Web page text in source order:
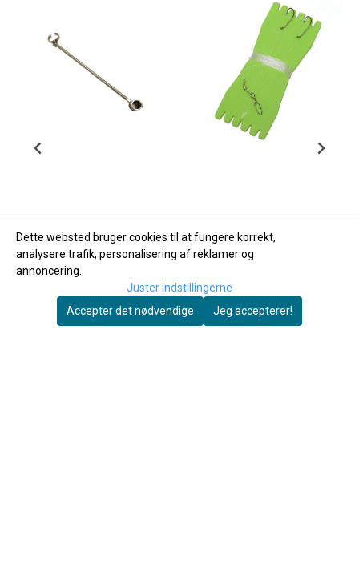
Dette websted bruger cookies til at fungere korrekt,
analysere trafik, personalisering af reklamer og
annoncering.
Juster indstillingerne
Accepter det nødvendige
Jeg accepterer!